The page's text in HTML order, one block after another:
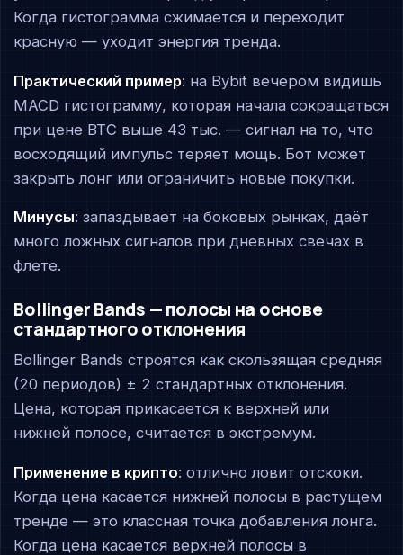
Когда гистограмма сжимается и переходит
красную — уходит энергия тренда.
Практический пример: на Bybit вечером видишь
MACD гистограмму, которая начала сокращаться
при цене BTC выше 43 тыс. — сигнал на то, что
восходящий импульс теряет мощь. Бот может
закрыть лонг или ограничить новые покупки.
Минусы: запаздывает на боковых рынках, даёт
много ложных сигналов при дневных свечах в
флете.
Bollinger Bands — полосы на основе
стандартного отклонения
Bollinger Bands строятся как скользящая средняя
(20 периодов) ± 2 стандартных отклонения.
Цена, которая прикасается к верхней или
нижней полосе, считается в экстремум.
Применение в крипто: отлично ловит отскоки.
Когда цена касается нижней полосы в растущем
тренде — это классная точка добавления лонга.
Когда цена касается верхней полосы в